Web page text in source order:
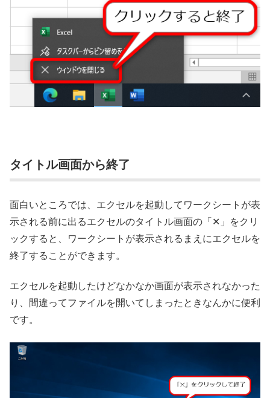
タイトル画面から終了
面白いところでは、エクセルを起動してワークシートが表
示される前に出るエクセルのタイトル画面の「✕」をクリ
ックすると、ワークシートが表示されるまえにエクセルを
終了することができます。
エクセルを起動したけどなかなか画面が表示されなかった
り、間違ってファイルを開いてしまったときなんかに便利
です。